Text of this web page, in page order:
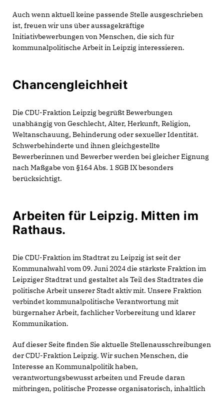
Auch wenn aktuell keine passende Stelle ausgeschrieben
ist, freuen wir uns über aussagekräftige
Initiativbewerbungen von Menschen, die sich für
kommunalpolitische Arbeit in Leipzig interessieren.
Chancengleichheit
Die CDU-Fraktion Leipzig begrüßt Bewerbungen
unabhängig von Geschlecht, Alter, Herkunft, Religion,
Weltanschauung, Behinderung oder sexueller Identität.
Schwerbehinderte und ihnen gleichgestellte
Bewerberinnen und Bewerber werden bei gleicher Eignung
nach Maßgabe von §164 Abs. 1 SGB IX besonders
berücksichtigt.
Arbeiten für Leipzig. Mitten im
Rathaus.
Die CDU-Fraktion im Stadtrat zu Leipzig ist seit der
Kommunalwahl vom 09. Juni 2024 die stärkste Fraktion im
Leipziger Stadtrat und gestaltet als Teil des Stadtrates die
politische Arbeit unserer Stadt aktiv mit. Unsere Fraktion
verbindet kommunalpolitische Verantwortung mit
bürgernaher Arbeit, fachlicher Vorbereitung und klarer
Kommunikation.
Auf dieser Seite finden Sie aktuelle Stellenausschreibungen
der CDU-Fraktion Leipzig. Wir suchen Menschen, die
Interesse an Kommunalpolitik haben,
verantwortungsbewusst arbeiten und Freude daran
mitbringen, politische Prozesse organisatorisch, inhaltlich